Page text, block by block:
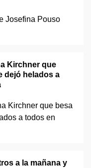
Kirchner que
dejó helados a
a la mañana y